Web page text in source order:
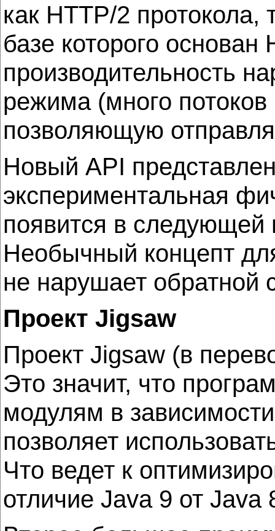
как HTTP/2
базе которого
производительность
режима (много
позволяющую
Новый API
экспериментальная
появится в следующей
Необычный концепт
не нарушает обратной
Проект Jigsaw
Проект Jigsaw (в
Это значит, что
модулям в
позволяет
Что ведет к
отличие Java 9 от Java